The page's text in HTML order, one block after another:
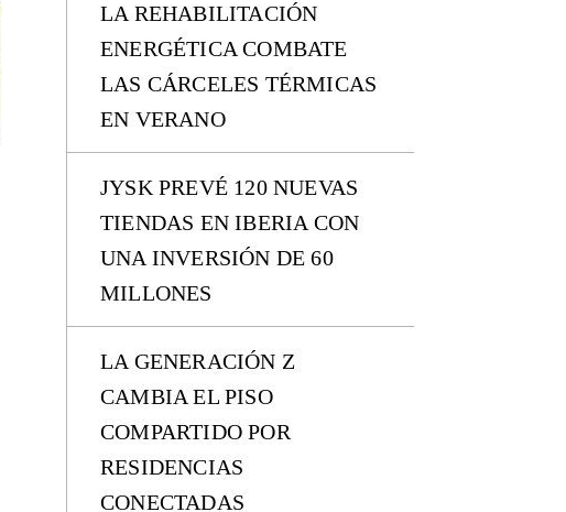
LA REHABILITACIÓN
ENERGÉTICA COMBATE
LAS CÁRCELES TÉRMICAS
EN VERANO
JYSK PREVÉ 120 NUEVAS
TIENDAS EN IBERIA CON
UNA INVERSIÓN DE 60
MILLONES
LA GENERACIÓN Z
CAMBIA EL PISO
COMPARTIDO POR
RESIDENCIAS
CONECTADAS